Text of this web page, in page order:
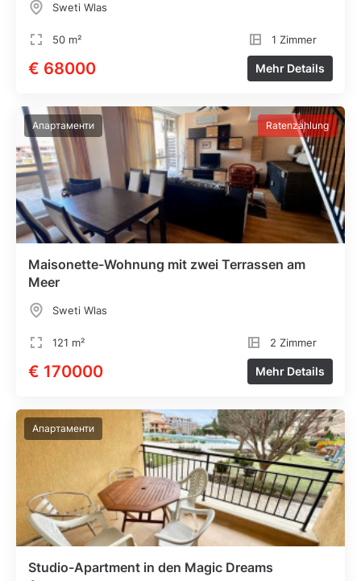
Sweti Wlas
50 m² 1 Zimmer
€ 68000 Mehr Details
Апартаменти Ratenzahlung
Maisonette-Wohnung mit zwei Terrassen am
Meer
Sweti Wlas
121 m² 2 Zimmer
€ 170000 Mehr Details
Апартаменти
Studio-Apartment in den Magic Dreams